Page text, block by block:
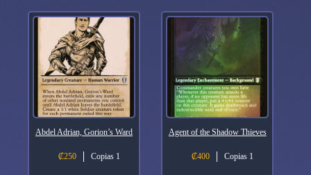
Abdel Adrian, Gorion’s Ward
₡250 Copias 1
Agent of the Shadow Thieves
₡400 Copias 1